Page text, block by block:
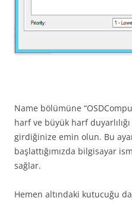
Name bölümüne
harf ve büyük harf
girdiğinize emin olun. Bu ayar
başlattığımızda bilgisayar
sağlar.
Hemen altındaki kutucuğu